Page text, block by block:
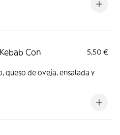
Con
5,50 €
queso de oveja, ensalada y